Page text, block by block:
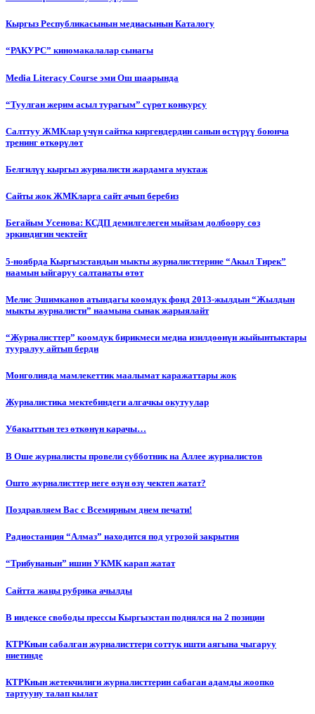
Кыргыз Республикасынын медиасынын Каталогу
“РАКУРС” киномакалалар сынагы
Media Literacy Сourse эми Ош шаарында
“Туулган жерим асыл турагым” сүрөт конкурсу
Салттуу ЖМКлар үчүн сайтка киргендердин санын өстүрүү боюнча
тренинг өткөрүлөт
Белгилүү кыргыз журналисти жардамга муктаж
Сайты жок ЖМКларга сайт ачып беребиз
Бегайым Усенова: КСДП демилгелеген мыйзам долбоору сөз
эркиндигин чектейт
5-ноябрда Кыргызстандын мыкты журналисттерине “Акыл Тирек”
наамын ыйгаруу салтанаты өтөт
Мелис Эшимканов атындагы коомдук фонд 2013-жылдын “Жылдын
мыкты журналисти” наамына сынак жарыялайт
“Журналисттер” коомдук бирикмеси медиа изилдөөнүн жыйынтыктары
тууралуу айтып берди
Монголияда мамлекеттик маалымат каражаттары жок
Журналистика мектебиндеги алгачкы окутуулар
Убакыттын тез өткөнүн карачы…
В Оше журналисты провели субботник на Аллее журналистов
Ошто журналисттер неге өзүн өзү чектеп жатат?
Поздравляем Вас с Всемирным днем печати!
Радиостанция “Алмаз” находится под угрозой закрытия
“Трибунанын” ишин УКМК карап жатат
Сайтта жаңы рубрика ачылды
В индексе свободы прессы Кыргызстан поднялся на 2 позиции
КТРКнын сабалган журналисттери соттук ишти аягына чыгаруу
ниетинде
КТРКнын жетекчилиги журналисттерин сабаган адамды жоопко
тартууну талап кылат